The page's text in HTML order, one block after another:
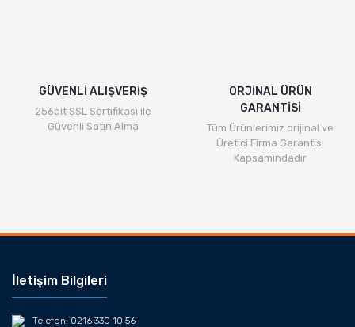
GÜVENLİ ALIŞVERİŞ
256bit SSL Sertifikası ile
Güvenli Satın Alma
ORJİNAL ÜRÜN
GARANTİSİ
Tüm Ürünlerimiz orijinal ve
Üretici Firma Garantisi
Kapsamındadır
İletişim Bilgileri
Telefon: 0216 330 10 56